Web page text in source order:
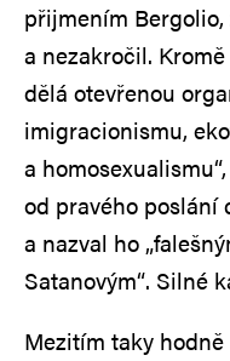
přijmením
a nezakročil.
dělá otevřenou
imigracionismu,
a
od pravého poslání
a nazval ho
Satanovým“. Silné
Mezitím taky